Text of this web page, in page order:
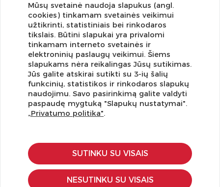
Užsisakykite naujienlaiškį ir pirmi gaukite geriausius
pasiūlymus!
KLIENTŲ APTARNAVIMAS
Pirkimo – pardavimo taisyklės
Pristatymas ir grąžinimas
Mūsų svetainė naudoja slapukus (angl.
cookies) tinkamam svetainės veikimui
užtikrinti, statistiniais bei rinkodaros
tikslais. Būtini slapukai yra privalomi
tinkamam interneto svetainės ir
elektroninių paslaugų veikimui. Šiems
slapukams nėra reikalingas Jūsų sutikimas.
Jūs galite atskirai sutikti su 3-ių šalių
funkcinių, statistikos ir rinkodaros slapukų
naudojimu. Savo pasirinkimą galite valdyti
paspaudę mygtuką "Slapukų nustatymai".
„Privatumo politika".
SUTINKU SU VISAIS
NESUTINKU SU VISAIS